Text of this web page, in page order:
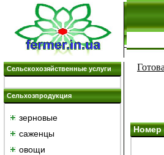
Сельскохозяйственные услуги
Сельхозпродукция
зерновые
саженцы
овощи
Номер